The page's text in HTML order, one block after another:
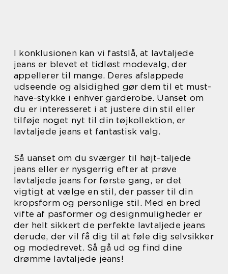
I konklusionen kan vi fastslå, at lavtaljede
jeans er blevet et tidløst modevalg, der
appellerer til mange. Deres afslappede
udseende og alsidighed gør dem til et must-
have-stykke i enhver garderobe. Uanset om
du er interesseret i at justere din stil eller
tilføje noget nyt til din tøjkollektion, er
lavtaljede jeans et fantastisk valg.
Så uanset om du sværger til højt-taljede
jeans eller er nysgerrig efter at prøve
lavtaljede jeans for første gang, er det
vigtigt at vælge en stil, der passer til din
kropsform og personlige stil. Med en bred
vifte af pasformer og designmuligheder er
der helt sikkert de perfekte lavtaljede jeans
derude, der vil få dig til at føle dig selvsikker
og modedrevet. Så gå ud og find dine
drømme lavtaljede jeans!